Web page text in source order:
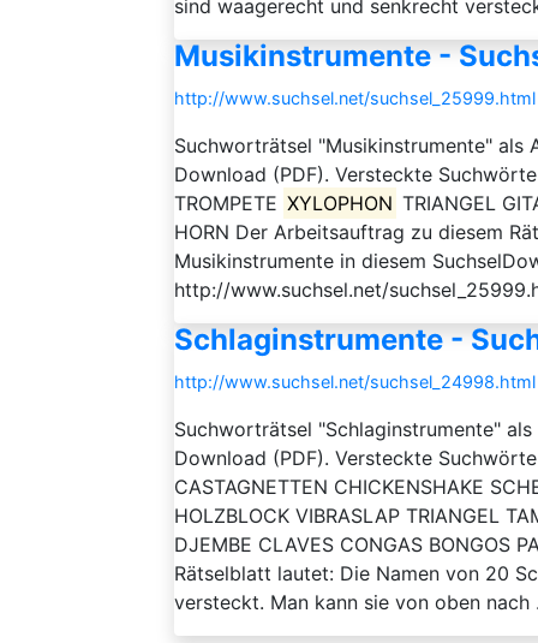
sind waagerecht und senkrecht
Musikinstrumente -
http://www.suchsel.net/suchsel_25999.html
Suchworträtsel "Musikinstrumente"
Download (PDF). Versteckte
TROMPETE XYLOPHON TRIANGEL
HORN Der Arbeitsauftrag zu diesem
Musikinstrumente in diesem
http://www.suchsel.net/
Schlaginstrumente -
http://www.suchsel.net/suchsel_24998.html
Suchworträtsel "Schlaginstrumente"
Download (PDF). Versteckte
CASTAGNETTEN CHICKENSHAKE
HOLZBLOCK VIBRASLAP TRIANGEL
DJEMBE CLAVES CONGAS BONGOS
Rätselblatt lautet: Die Namen von 20
versteckt. Man kann sie von oben nach